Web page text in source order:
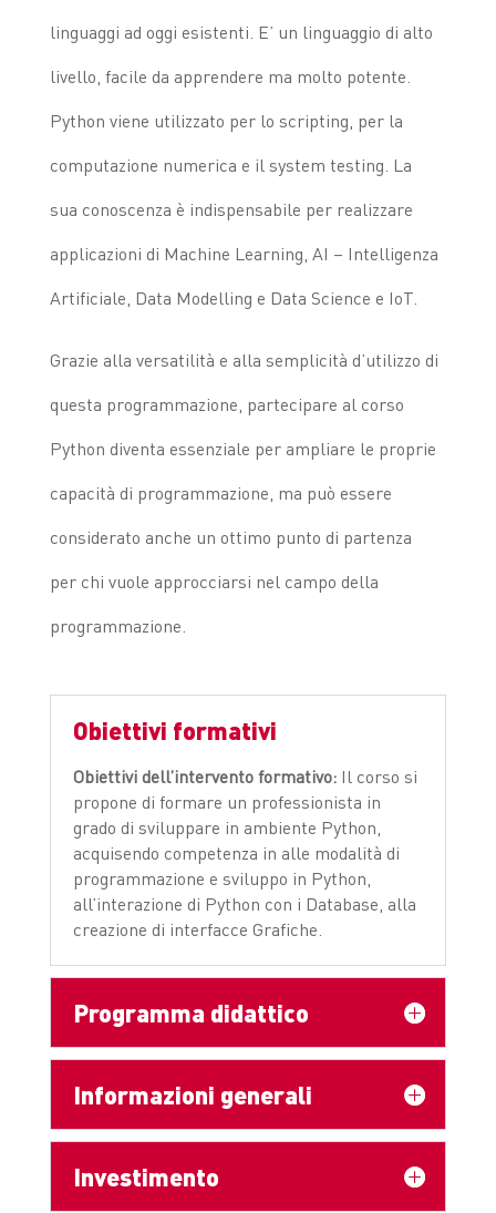
linguaggi ad oggi esistenti. E’ un linguaggio di alto
livello, facile da apprendere ma molto potente.
Python viene utilizzato per lo scripting, per la
computazione numerica e il system testing. La
sua conoscenza è indispensabile per realizzare
applicazioni di Machine Learning, AI – Intelligenza
Artificiale, Data Modelling e Data Science e IoT.
Grazie alla versatilità e alla semplicità d’utilizzo di
questa programmazione, partecipare al corso
Python diventa essenziale per ampliare le proprie
capacità di programmazione, ma può essere
considerato anche un ottimo punto di partenza
per chi vuole approcciarsi nel campo della
programmazione.
Obiettivi formativi
Obiettivi dell’intervento formativo: Il corso si
propone di formare un professionista in
grado di sviluppare in ambiente Python,
acquisendo competenza in alle modalità di
programmazione e sviluppo in Python,
all’interazione di Python con i Database, alla
creazione di interfacce Grafiche.
Programma didattico
Informazioni generali
Investimento